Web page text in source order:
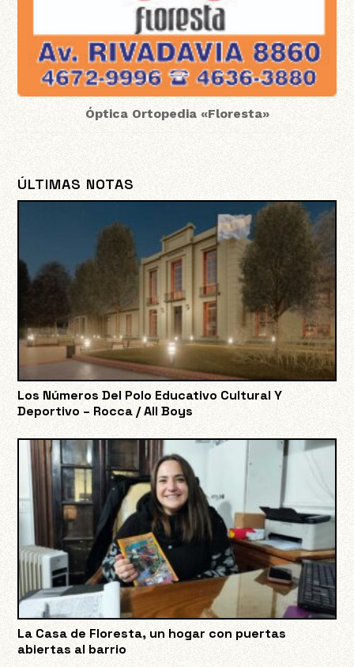
Óptica Ortopedia «Floresta»
ÚLTIMAS NOTAS
Los Números Del Polo Educativo Cultural Y
Deportivo – Rocca / All Boys
La Casa de Floresta, un hogar con puertas
abiertas al barrio